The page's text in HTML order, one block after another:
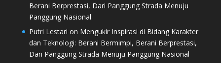
Berani Berprestasi, Dari Panggung Strada Menuju
Panggung Nasional
Putri Lestari on Mengukir Inspirasi di Bidang Karakter
dan Teknologi: Berani Bermimpi, Berani Berprestasi,
Dari Panggung Strada Menuju Panggung Nasional